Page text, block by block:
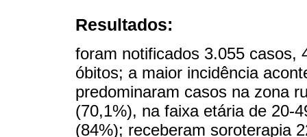
Resultados:
foram notificados 3.055 casos,
óbitos; a maior incidência
predominaram casos na zona
(70,1%), na faixa etária de 20-
(84%); receberam soroterapia